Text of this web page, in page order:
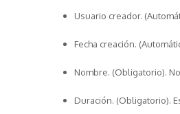
Usuario creador.
Fecha creación.
Nombre. (Obligatorio).
Duración. (Obligatorio).